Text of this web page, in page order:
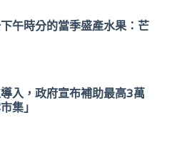
午時分的當季盛產水果：芒
入，政府宣布補助最高3萬
集」